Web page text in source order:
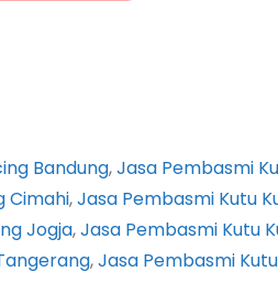
Bandung, Jasa Pembasmi
Cimahi, Jasa Pembasmi Kutu
Jogja, Jasa Pembasmi Kutu
, Jasa Pembasmi